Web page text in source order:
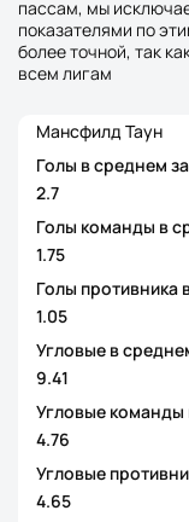
пассам, мы
показателями по
более точной, так
всем лигам
Мансфилд Таун
Голы в среднем
2.7
Голы команды в
1.75
Голы противника
1.05
Угловые в
9.41
Угловые команды
4.76
Угловые
4.65